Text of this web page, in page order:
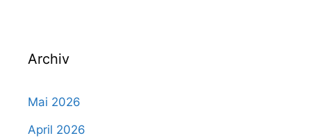
Archiv
Mai 2026
April 2026